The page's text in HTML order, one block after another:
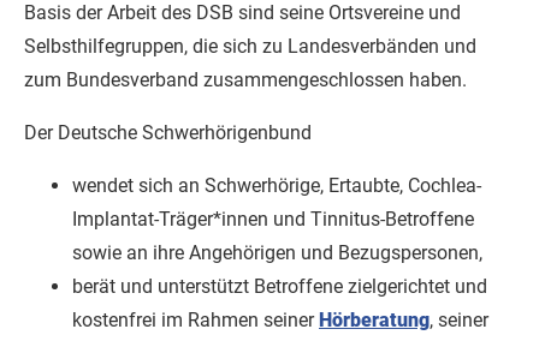
Basis der Arbeit des DSB sind seine Ortsvereine und
Selbsthilfegruppen, die sich zu Landesverbänden und
zum Bundesverband zusammengeschlossen haben.
Der Deutsche Schwerhörigenbund
wendet sich an Schwerhörige, Ertaubte, Cochlea-
Implantat-Träger*innen und Tinnitus-Betroffene
sowie an ihre Angehörigen und Bezugspersonen,
berät und unterstützt Betroffene zielgerichtet und
kostenfrei im Rahmen seiner Hörberatung, seiner